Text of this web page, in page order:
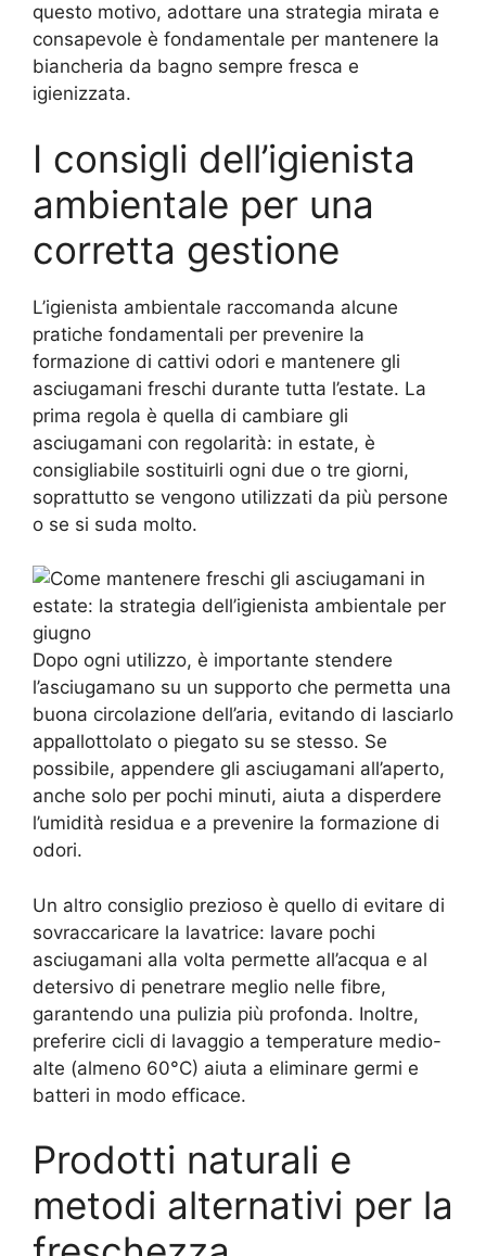
questo motivo, adottare una strategia mirata e
consapevole è fondamentale per mantenere la
biancheria da bagno sempre fresca e
igienizzata.
I consigli dell’igienista
ambientale per una
corretta gestione
L’igienista ambientale raccomanda alcune
pratiche fondamentali per prevenire la
formazione di cattivi odori e mantenere gli
asciugamani freschi durante tutta l’estate. La
prima regola è quella di cambiare gli
asciugamani con regolarità: in estate, è
consigliabile sostituirli ogni due o tre giorni,
soprattutto se vengono utilizzati da più persone
o se si suda molto.
Dopo ogni utilizzo, è importante stendere
l’asciugamano su un supporto che permetta una
buona circolazione dell’aria, evitando di lasciarlo
appallottolato o piegato su se stesso. Se
possibile, appendere gli asciugamani all’aperto,
anche solo per pochi minuti, aiuta a disperdere
l’umidità residua e a prevenire la formazione di
odori.
Un altro consiglio prezioso è quello di evitare di
sovraccaricare la lavatrice: lavare pochi
asciugamani alla volta permette all’acqua e al
detersivo di penetrare meglio nelle fibre,
garantendo una pulizia più profonda. Inoltre,
preferire cicli di lavaggio a temperature medio-
alte (almeno 60°C) aiuta a eliminare germi e
batteri in modo efficace.
Prodotti naturali e
metodi alternativi per la